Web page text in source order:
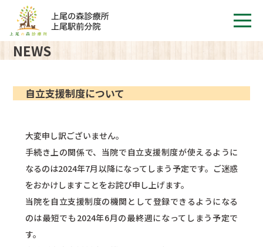
NEWS
自立支援制度について
大変申し訳ございません。
手続き上の関係で、当院で自立支援制度が使えるように
なるのは2024年7月以降になってしまう予定です。ご迷惑
をおかけしますことをお詫び申し上げます。
当院を自立支援制度の機関として登録できるようになる
のは最短でも2024年6月の最終週になってしまう予定で
す。